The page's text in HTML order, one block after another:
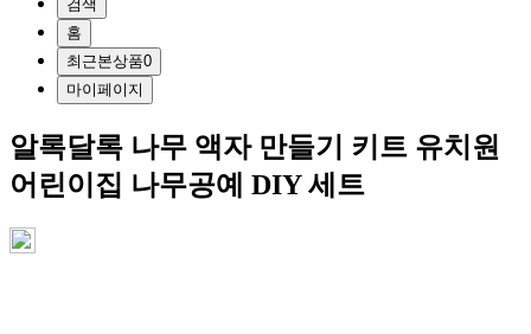
검색
홈
최근본상품0
마이페이지
알록달록 나무 액자 만들기 키트 유치원
어린이집 나무공예 DIY 세트